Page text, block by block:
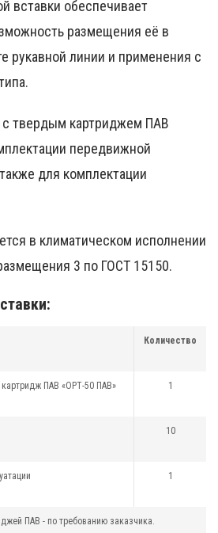
вставки обеспечивает
размещения её в
рукавной линии и применения с
с твердым картриджем ПАВ
передвижной
для комплектации
в климатическом исполнении
3 по ГОСТ 15150.
Количество
картридж ПАВ «ОРТ-50 ПАВ» 1
10
1
ПАВ - по требованию заказчика.